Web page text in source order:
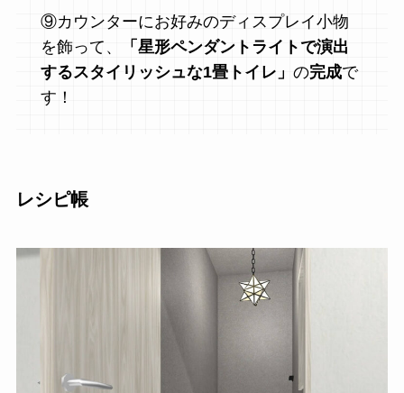
⑨カウンターにお好みのディスプレイ小物
を飾って、
「星形ペンダントライトで演出
するスタイリッシュな1畳トイレ」 の完成で
す！
レシピ帳